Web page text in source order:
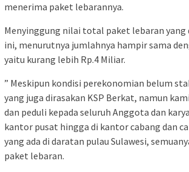
menerima paket lebarannya.
Menyinggung nilai total paket lebaran yang
ini, menurutnya jumlahnya hampir sama
yaitu kurang lebih Rp.4 Miliar.
” Meskipun kondisi perekonomian belum
yang juga dirasakan KSP Berkat, namun
dan peduli kepada seluruh Anggota dan
kantor pusat hingga di kantor cabang dan
yang ada di daratan pulau Sulawesi,
paket lebaran.